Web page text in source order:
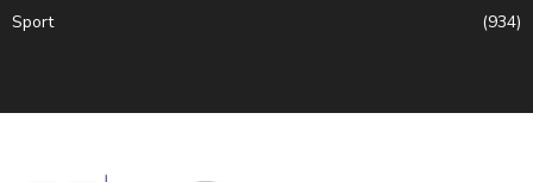
Sport
(934)